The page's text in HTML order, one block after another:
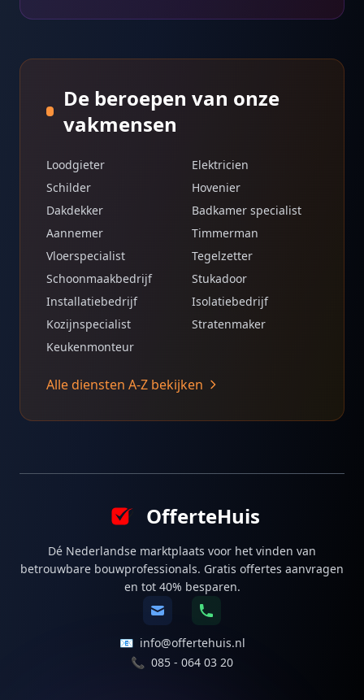
De beroepen van onze
vakmensen
Loodgieter
Elektricien
Schilder
Hovenier
Dakdekker
Badkamer specialist
Aannemer
Timmerman
Vloerspecialist
Tegelzetter
Schoonmaakbedrijf
Stukadoor
Installatiebedrijf
Isolatiebedrijf
Kozijnspecialist
Stratenmaker
Keukenmonteur
Alle diensten A-Z bekijken
OfferteHuis
Dé Nederlandse marktplaats voor het vinden van
betrouwbare bouwprofessionals. Gratis offertes aanvragen
en tot 40% besparen.
📧 info@offertehuis.nl
📞 085 - 064 03 20